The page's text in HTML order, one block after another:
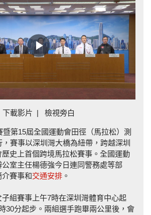
Play
Video
下載影片 | 檢視旁白
暨第15屆全國運動會田徑（馬拉松）測
賽事以深圳灣大橋為紐帶，跨越深圳
史上首個跨境馬拉松賽事。全國運動
室主任楊德強今日連同警務處等部
介賽事和交通安排 。
組賽事上午7時在深圳灣體育中心起
30分起步。兩組選手跑畢兩公里後，會